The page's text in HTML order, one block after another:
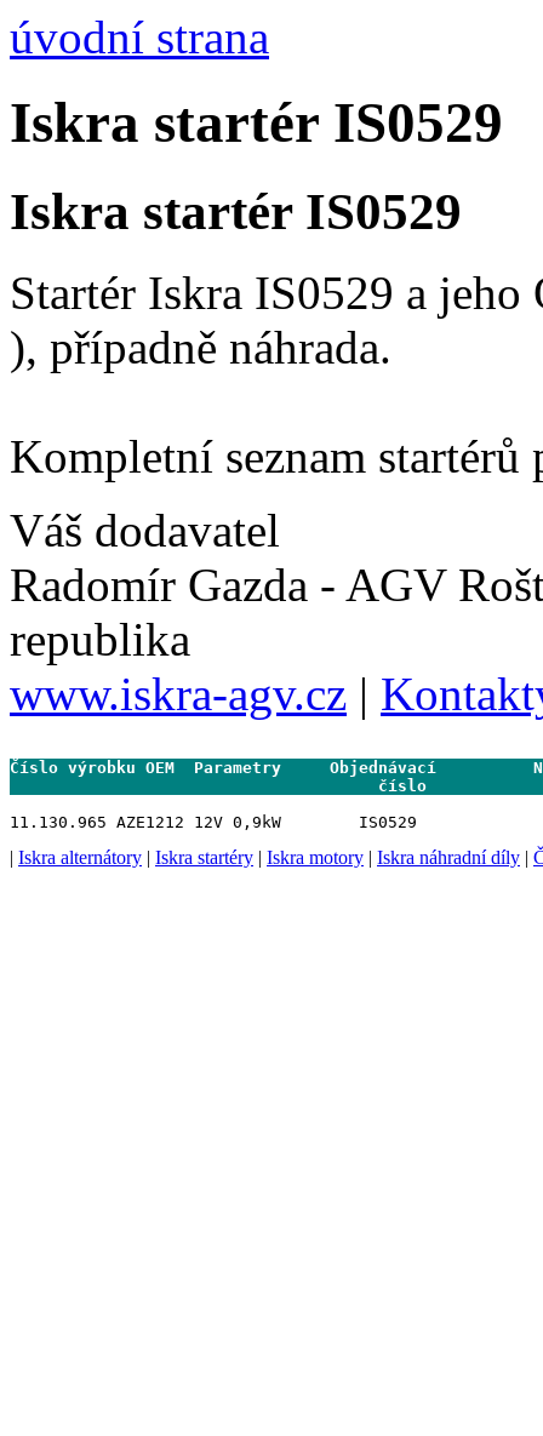
úvodní strana
Iskra startér IS0529
Iskra startér IS0529
Startér Iskra IS0529 a
), případně náhrada.
Kompletní seznam
Váš dodavatel
Radomír Gazda - AGV
republika
www.iskra-agv.cz |
Číslo výrobku OEM  Parametry
| Iskra alternátory | Iskra startéry | Iskra motory | Iskra náhradní díly |